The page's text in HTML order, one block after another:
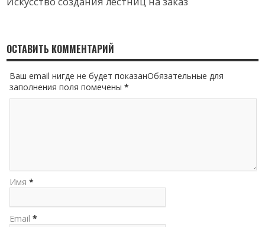
ОСТАВИТЬ КОММЕНТАРИЙ
Ваш email нигде не будет показанОбязательные для
заполнения поля помечены*
Имя *
Email *